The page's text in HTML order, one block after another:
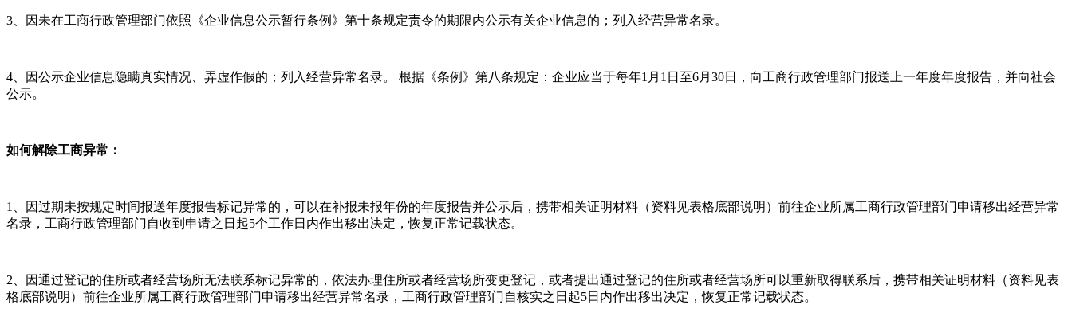
3、因未在工商行政管理部门依照《企业信息公示暂行条例》第十条规定责令的期限内公示有关企业信息的；列入经营异常名录。
4、因公示企业信息隐瞒真实情况、弄虚作假的；列入经营异常名录。 根据《条例》第八条规定：企业应当于每年1月1日至6月30日，向工商行政管理部门报送上一年度年度报告，并向社会
公示。
如何解除工商异常：
1、因过期未按规定时间报送年度报告标记异常的，可以在补报未报年份的年度报告并公示后，携带相关证明材料（资料见表格底部说明）前往企业所属工商行政管理部门申请移出经营异常
名录，工商行政管理部门自收到申请之日起5个工作日内作出移出决定，恢复正常记载状态。
2、因通过登记的住所或者经营场所无法联系标记异常的，依法办理住所或者经营场所变更登记，或者提出通过登记的住所或者经营场所可以重新取得联系后，携带相关证明材料（资料见表
格底部说明）前往企业所属工商行政管理部门申请移出经营异常名录，工商行政管理部门自核实之日起5日内作出移出决定，恢复正常记载状态。